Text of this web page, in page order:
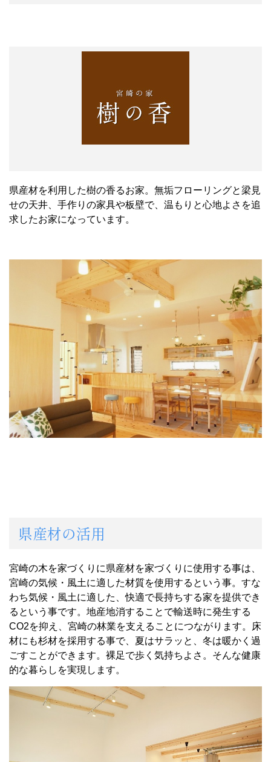
県産材を利用した樹の香るお家。無垢フローリングと梁見
せの天井、手作りの家具や板壁で、温もりと心地よさを追
求したお家になっています。
県産材の活用
宮崎の木を家づくりに県産材を家づくりに使用する事は、
宮崎の気候・風土に適した材質を使用するという事。すな
わち気候・風土に適した、快適で長持ちする家を提供でき
るという事です。地産地消することで輸送時に発生する
CO2を抑え、宮崎の林業を支えることにつながります。床
材にも杉材を採用する事で、夏はサラッと、冬は暖かく過
ごすことができます。裸足で歩く気持ちよさ。そんな健康
的な暮らしを実現します。